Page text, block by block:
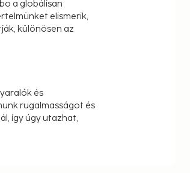
a globálisan
elismerik,
különösen az
és
rugalmasságot és
így úgy utazhat,